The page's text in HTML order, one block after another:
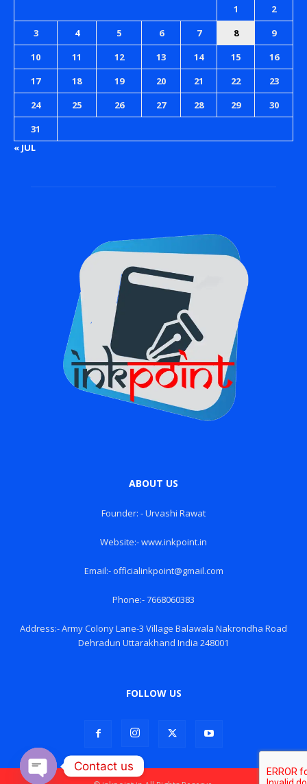
1
2
3
4 5 6 7 8
9
10
11 12 13 14 15
16
17
18 19 20 21 22
23
24
25 26 27 28 29
30
31
« JUL
ABOUT US
Founder: - Urvashi Rawat
Website:- www.inkpoint.in
Email:- officialinkpoint@gmail.com
Phone:- 7668060383
Address:- Army Colony Lane-3 Village Balawala Nakrondha Road
Dehradun Uttarakhand India 248001
FOLLOW US
Contact us